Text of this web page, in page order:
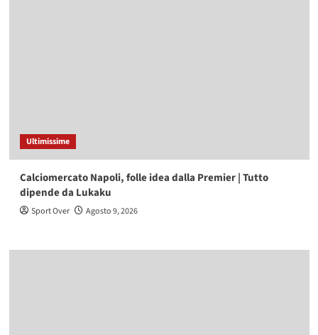
Ultimissime
Calciomercato Napoli, folle idea dalla Premier | Tutto
dipende da Lukaku
Sport Over Agosto 9, 2026